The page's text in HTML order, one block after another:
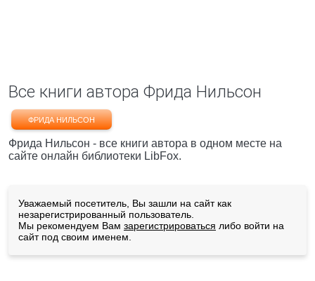
Все книги автора Фрида Нильсон
ФРИДА НИЛЬСОН
Фрида Нильсон - все книги автора в одном месте на
сайте онлайн библиотеки LibFox.
Уважаемый посетитель, Вы зашли на сайт как
незарегистрированный пользователь.
Мы рекомендуем Вам зарегистрироваться либо войти на
сайт под своим именем.